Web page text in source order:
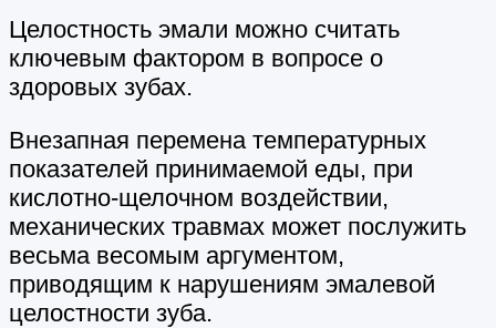
Целостность эмали можно считать
ключевым фактором в вопросе о
здоровых зубах.
Внезапная перемена температурных
показателей принимаемой еды, при
кислотно-щелочном воздействии,
механических травмах может послужить
весьма весомым аргументом,
приводящим к нарушениям эмалевой
целостности зуба.